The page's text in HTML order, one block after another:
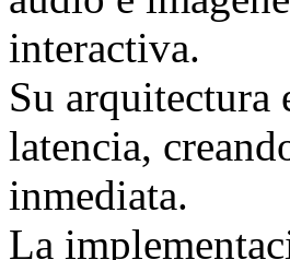
interactiva.
Su arquitectura
latencia,
inmediata.
La